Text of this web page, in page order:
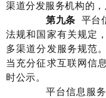
渠道分发服务机构的
第九条 平台
法规和国家有关规定
多渠道分发服务规范
当充分征求互联网信
时公示。
平台信息服务